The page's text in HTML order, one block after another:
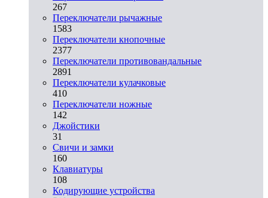
267
Переключатели рычажные
1583
Переключатели кнопочные
2377
Переключатели противовандальные
2891
Переключатели кулачковые
410
Переключатели ножные
142
Джойстики
31
Свичи и замки
160
Клавиатуры
108
Кодирующие устройства